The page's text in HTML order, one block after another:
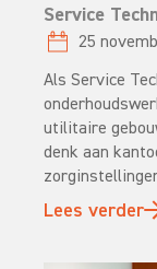
Service
25
Als Service
utilitaire
denk aan
Lees verder